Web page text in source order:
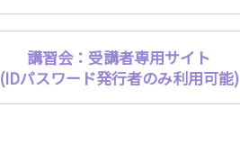
講習会：受講者専用サイト
(IDパスワード発行者のみ利用可能)